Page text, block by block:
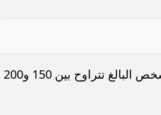
تشير التوصيات الغذائية إلى أن الكمية المعتدلة من اللحوم للشخص البالغ تتراوح بين 150 و200